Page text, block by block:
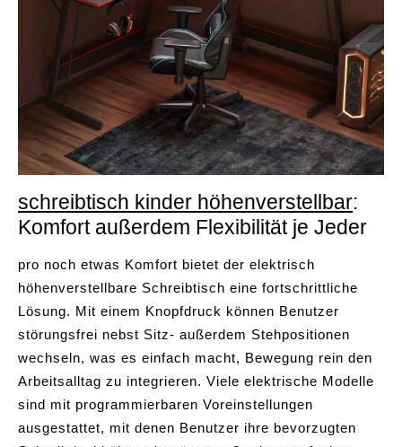
schreibtisch kinder höhenverstellbar:
Komfort außerdem Flexibilität je Jeder
pro noch etwas Komfort bietet der elektrisch
höhenverstellbare Schreibtisch eine fortschrittliche
Lösung. Mit einem Knopfdruck können Benutzer
störungsfrei nebst Sitz- außerdem Stehpositionen
wechseln, was es einfach macht, Bewegung rein den
Arbeitsalltag zu integrieren. Viele elektrische Modelle
sind mit programmierbaren Voreinstellungen
ausgestattet, mit denen Benutzer ihre bevorzugten